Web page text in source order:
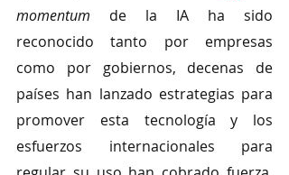
momentum de la IA ha sido
reconocido tanto por empresas
como por gobiernos, decenas de
países han lanzado estrategias para
promover esta tecnología y los
esfuerzos internacionales para